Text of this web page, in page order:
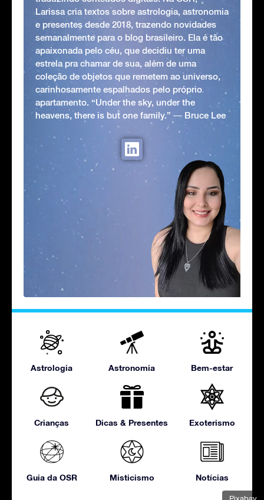
Larissa cria textos sobre astrologia, astronomia
e presentes desde 2018, trazendo novidades
semanalmente para o blog brasileiro. Ela é tão
apaixonada pelo céu, que decidiu ter uma
estrela pra chamar de sua, além de uma
coleção de objetos que remetem ao universo,
carinhosamente espalhados pelo próprio
apartamento. “Under the sky, under the
heavens, there is but one family.” ― Bruce Lee
Astrologia Astronomia Bem-estar
Crianças Dicas & Presentes Exoterismo
Guia da OSR Misticismo Notícias